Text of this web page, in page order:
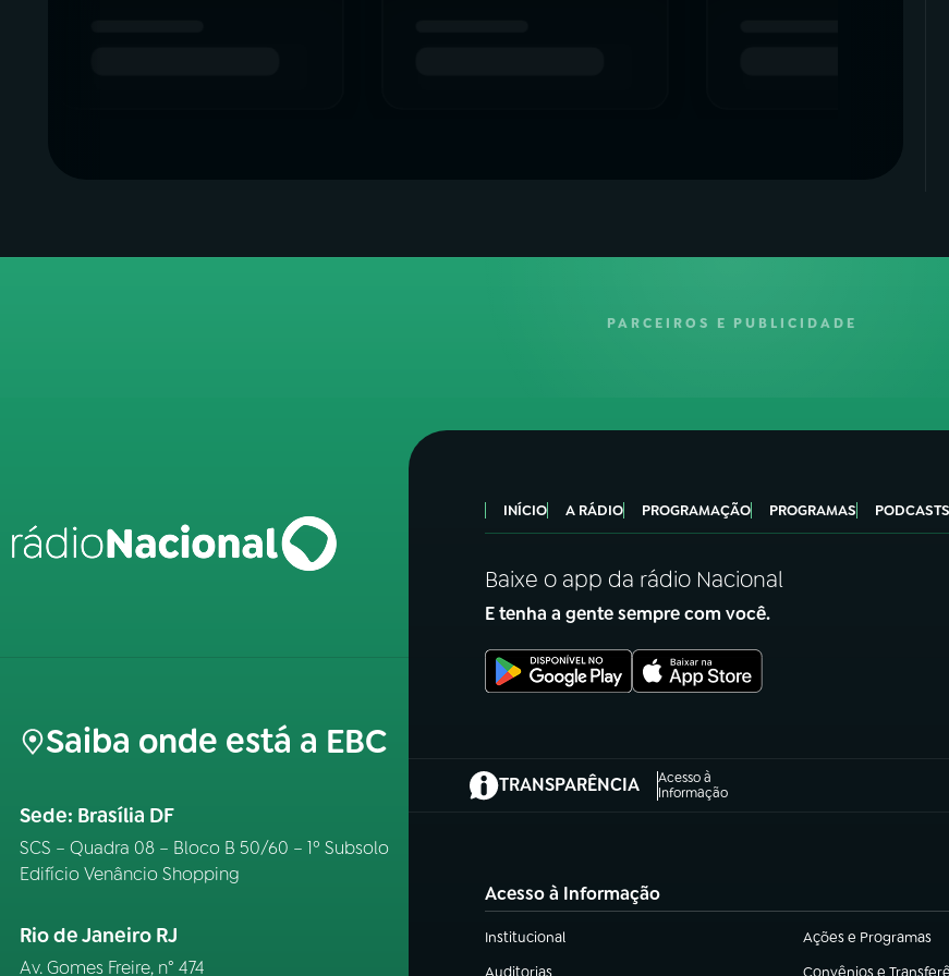
PARCEIROS E PUBLICIDADE
Saiba onde está a EBC
Sede: Brasília DF
SCS – Quadra 08 – Bloco B 50/60 – 1º Subsolo
Edifício Venâncio Shopping
Rio de Janeiro RJ
Av. Gomes Freire, n° 474
INÍCIO A RÁDIO PROGRAMAÇÃO PROGRAMAS PODCASTS
Baixe o app da rádio Nacional
E tenha a gente sempre com você.
TRANSPARÊNCIA
Acesso à
Informação
(abre em nova aba)
Acesso à Informação
Institucional
(abre em nova aba) Ações e Programas
(abre em nova aba)